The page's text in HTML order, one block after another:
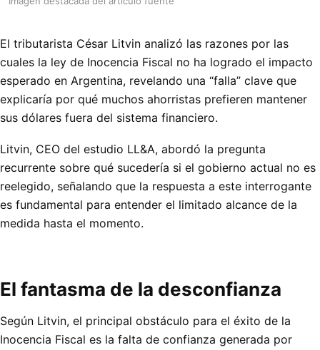
El tributarista César Litvin analizó las razones por las
cuales la ley de Inocencia Fiscal no ha logrado el impacto
esperado en Argentina, revelando una “falla” clave que
explicaría por qué muchos ahorristas prefieren mantener
sus dólares fuera del sistema financiero.
Litvin, CEO del estudio LL&A, abordó la pregunta
recurrente sobre qué sucedería si el gobierno actual no es
reelegido, señalando que la respuesta a este interrogante
es fundamental para entender el limitado alcance de la
medida hasta el momento.
El fantasma de la desconfianza
Según Litvin, el principal obstáculo para el éxito de la
Inocencia Fiscal es la falta de confianza generada por